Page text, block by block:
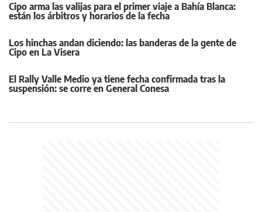
Cipo arma las valijas para el primer viaje a Bahía Blanca:
están los árbitros y horarios de la fecha
Los hinchas andan diciendo: las banderas de la gente de
Cipo en La Visera
El Rally Valle Medio ya tiene fecha confirmada tras la
suspensión: se corre en General Conesa